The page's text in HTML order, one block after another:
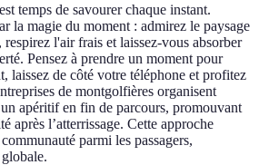
temps de savourer chaque instant.
la magie du moment : admirez le paysage
l'air frais et laissez-vous absorber
Pensez à prendre un moment pour
laissez de côté votre téléphone et profitez
de montgolfières organisent
apéritif en fin de parcours, promouvant
après l’atterrissage. Cette approche
parmi les passagers,